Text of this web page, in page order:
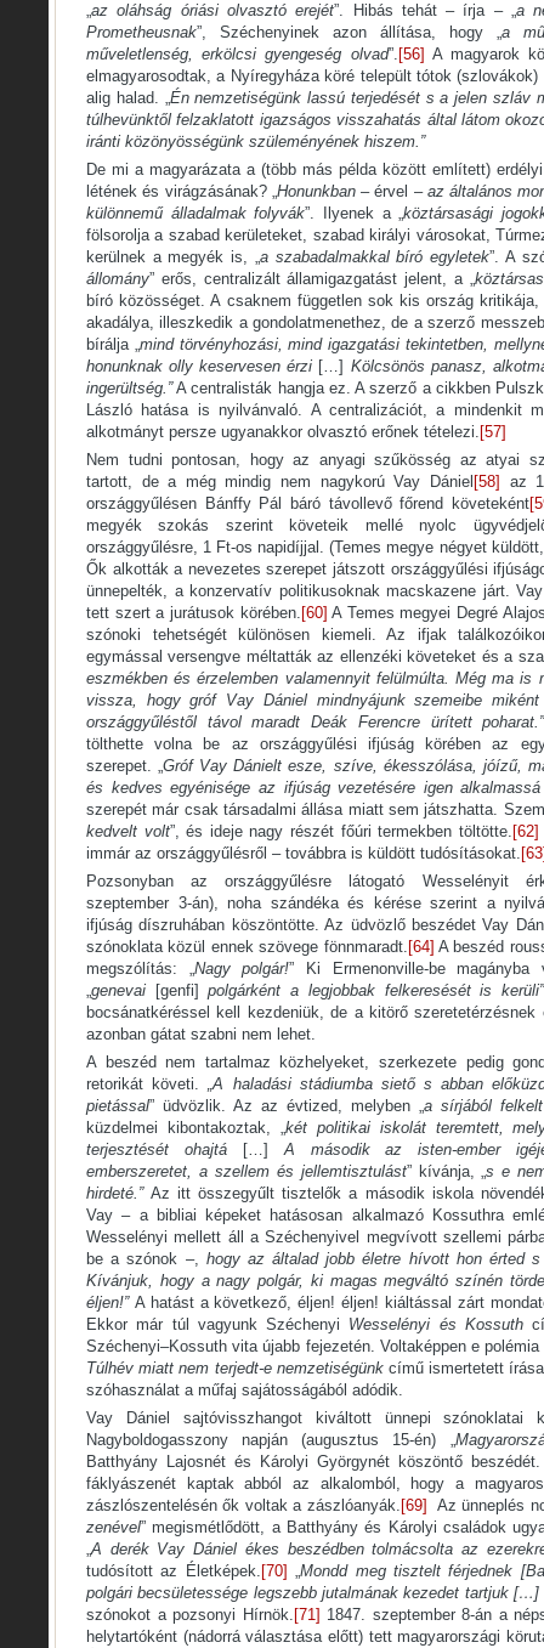
„az oláhság óriási olvasztó erejét”. Hibás tehát – írja – „a
Prometheusnak”, Széchenyinek azon állítása, hogy „a
műveletlenség, erkölcsi gyengeség olvad”. [56] A magyarok
elmagyarosodtak, a Nyíregyháza köré települt tótok
alig halad. „Én nemzetiségünk lassú terjedését s a jelen szláv
túlhevünktől felzaklatott igazságos visszahatás által látom
iránti közönyösségünk szüleményének hiszem.”
De mi a magyarázata a (több más példa között említett)
létének és virágzásának? „Honunkban– érvel – az általános
különnemű álladalmak folyvák”. Ilyenek a „köztársasági
fölsorolja a szabad kerületeket, szabad királyi városokat,
kerülnek a megyék is, „a szabadalmakkal bíró egyletek”. A
állomány” erős, centralizált államigazgatást jelent, a „
bíró közösséget. A csaknem független sok kis ország
akadálya, illeszkedik a gondolatmenethez, de a szerző
bírálja „mind törvényhozási, mind igazgatási tekintetben,
honunknak olly keservesen érzi […] Kölcsönös panasz,
ingerültség.”A centralisták hangja ez. A szerző a cikkben
László hatása is nyilvánvaló. A centralizációt, a mindenkit
alkotmányt persze ugyanakkor olvasztó erőnek tételezi. [57]
Nem tudni pontosan, hogy az anyagi szűkösség az atyai
tartott, de a még mindig nem nagykorú Vay Dániel [58]
az
országgyűlésen Bánffy Pál báró távollevő főrend követeként
megyék szokás szerint követeik mellé nyolc
országgyűlésre, 1 Ft-os napidíjjal. (Temes megye négyet
Ők alkották a nevezetes szerepet játszott országgyűlési
ünnepelték, a konzervatív politikusoknak macskazene járt.
tett szert a jurátusok körében. [60] A Temes megyei Degré
szónoki tehetségét különösen kiemeli. Az ifjak
egymással versengve méltatták az ellenzéki követeket és a
eszmékben és érzelemben valamennyit felülmúlta. Még ma is
vissza, hogy gróf Vay Dániel mindnyájunk szemeibe
országgyűléstől távol maradt Deák Ferencre ürített poharat.”
tölthette volna be az országgyűlési ifjúság körében az
szerepet. „Gróf Vay Dánielt esze, szíve, ékesszólása, jóízű,
és kedves egyénisége az ifjúság vezetésére igen
szerepét már csak társadalmi állása miatt sem játszhatta.
kedvelt volt”, és ideje nagy részét főúri termekben töltötte. [62]
immár az országgyűlésről – továbbra is küldött tudósításokat.
Pozsonyban az országgyűlésre látogató Wesselényit
szeptember 3-án), noha szándéka és kérése szerint a
ifjúság díszruhában köszöntötte. Az üdvözlő beszédet Vay
szónoklata közül ennek szövege fönnmaradt. [64] A beszéd
megszólítás: „Nagy polgár!” Ki Ermenonville-be magányba
„genevai [genfi]polgárként a legjobbak felkeresését is
bocsánatkéréssel kell kezdeniük, de a kitörő
azonban gátat szabni nem lehet.
A beszéd nem tartalmaz közhelyeket, szerkezete pedig
retorikát követi.„A haladási stádiumba siető s abban
pietással” üdvözlik. Az az évtized, melyben „a sírjából
küzdelmei kibontakoztak, „két politikai iskolát teremtett,
terjesztését ohajtá
[…]A második az isten-ember
emberszeretet, a szellem és jellemtisztulást” kívánja, „s e
hirdeté.”Az itt összegyűlt tisztelők a második iskola
Vay – a bibliai képeket hatásosan alkalmazó Kossuthra
Wesselényi mellett áll a Széchenyivel megvívott szellemi
be a szónok –, hogy az általad jobb életre hívott hon érted
Kívánjuk, hogy a nagy polgár, ki magas megváltó színén
éljen!” A hatást a következő, éljen! éljen! kiáltással zárt
Ekkor már túl vagyunk Széchenyi Wesselényi és Kossuth
Széchenyi–Kossuth vita újabb fejezetén. Voltaképpen e
Túlhév miatt nem terjedt-e nemzetiségünk című ismertetett
szóhasználat a műfaj sajátosságából adódik.
Vay Dániel sajtóvisszhangot kiváltott ünnepi szónoklatai
Nagyboldogasszony napján (augusztus 15-én) „
Batthyány Lajosnét és Károlyi Györgynét köszöntő
fáklyászenét kaptak abból az alkalomból, hogy a
zászlószentelésén ők voltak a zászlóanyák. [69]
Az ünneplés
zenével” megismétlődött, a Batthyány és Károlyi családok
„A derék Vay Dániel ékes beszédben tolmácsolta az
tudósított az Életképek. [70] „Mondd meg tisztelt férjednek
polgári becsületessége legszebb jutalmának kezedet tartjuk […]
szónokot a pozsonyi Hírnök. [71] 1847. szeptember 8-án a
helytartóként (nádorrá választása előtt) tett magyarországi